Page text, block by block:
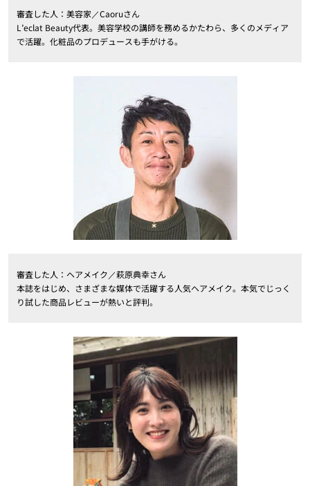
審査した人：美容家／Caoruさん
L’eclat Beauty代表。美容学校の講師を務めるかたわら、多くのメディア
で活躍。化粧品のプロデュースも手がける。
審査した人：ヘアメイク／萩原典幸さん
本誌をはじめ、さまざまな媒体で活躍する人気ヘアメイク。本気でじっく
り試した商品レビューが熱いと評判。